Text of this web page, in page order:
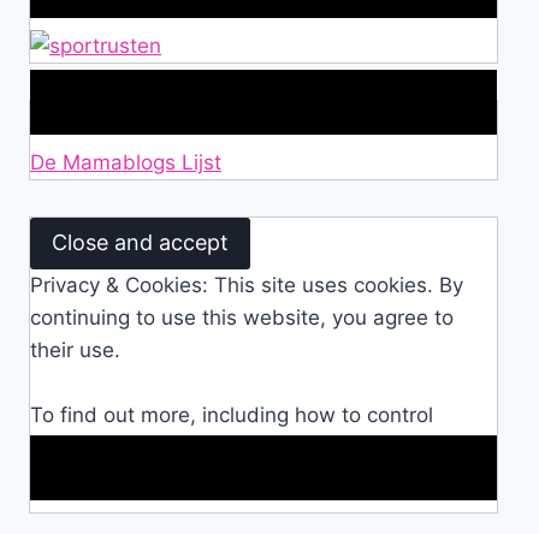
De Mamablogs Lijst
Privacy & Cookies: This site uses cookies. By
continuing to use this website, you agree to
their use.
To find out more, including how to control